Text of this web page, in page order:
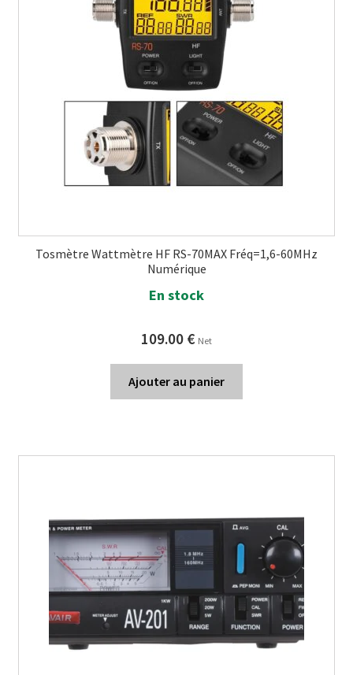
Tosmètre Wattmètre HF RS-70MAX Fréq=1,6-60MHz
Numérique
En stock
109.00 € Net
Ajouter au panier